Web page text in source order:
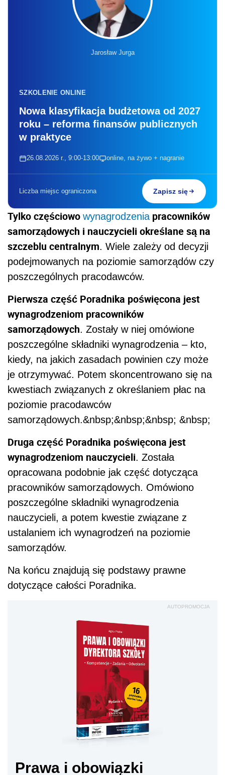
Jarosław Jurga
SZKOLENIE ONLINE
Nowa klasyfikacja budżetowa od 2027
roku – reforma finansów publicznych
w praktyce
26.08.2026 r., 9:00-13:00 online, na żywo + nagranie
Liczba miejsc ograniczona Zapisz się
Tylko częściowo wynagrodzeniapracowników
samorządowych i nauczycieli określane są na
szczeblu centralnym. Wiele zależy od decyzji
podejmowanych na poziomie samorządów czy
poszczególnych pracodawców.
Pierwsza część Poradnika poświęcona jest
wynagrodzeniom pracowników
samorządowych. Zostały w niej omówione
poszczególne składniki wynagrodzenia – kto,
kiedy, na jakich zasadach powinien czy może
je otrzymywać. Potem skoncentrowano się na
kwestiach związanych z określaniem płac na
poziomie pracodawców
samorządowych.&nbsp;&nbsp;&nbsp; &nbsp;
Druga część Poradnika poświęcona jest
wynagrodzeniom nauczycieli. Została
opracowana podobnie jak część dotycząca
pracowników samorządowych. Omówiono
poszczególne składniki wynagrodzenia
nauczycieli, a potem kwestie związane z
ustalaniem ich wynagrodzeń na poziomie
samorządów.
Na końcu znajdują się podstawy prawne
dotyczące całości Poradnika.
AUTOPROMOCJA
Prawa i obowiązki